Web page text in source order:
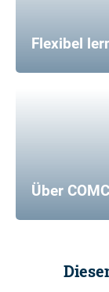
Flexibel
Über